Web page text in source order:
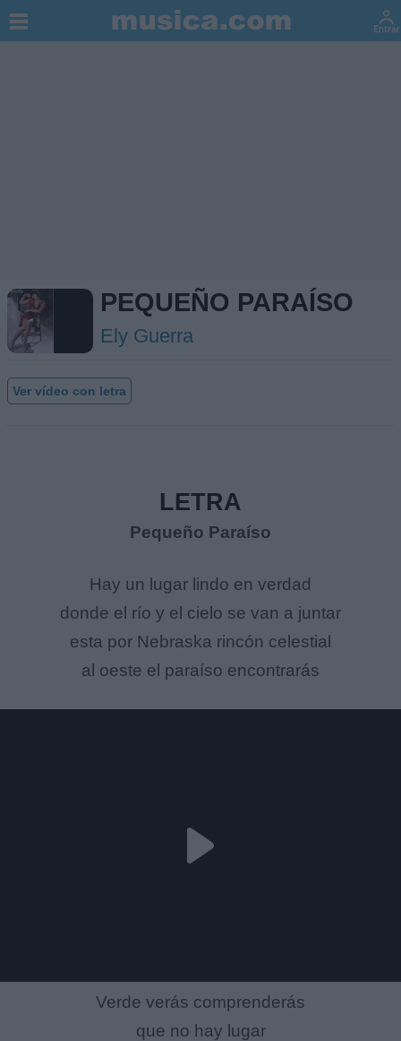
PEQUEÑO PARAÍSO
Ely Guerra
Ver vídeo con letra
LETRA
Pequeño Paraíso
Hay un lugar lindo en verdad
donde el río y el cielo se van a juntar
esta por Nebraska rincón celestial
al oeste el paraíso encontrarás
Verde verás comprenderás
que no hay lugar